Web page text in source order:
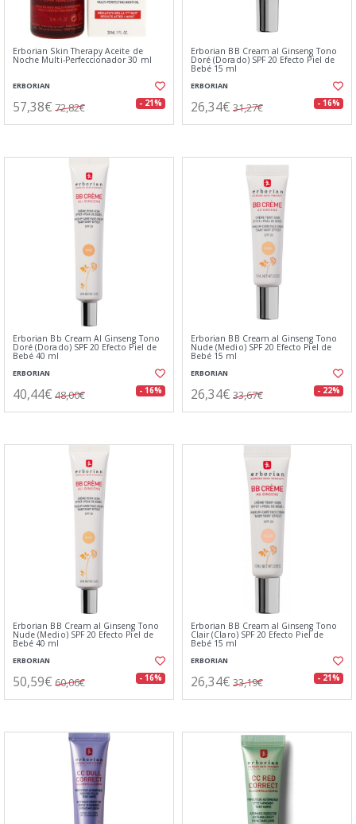
Erborian Skin Therapy Aceite de
Noche Multi-Perfeccionador 30 ml
ERBORIAN
57,38€ 72,82€ - 21%
Erborian BB Cream al Ginseng Tono
Doré (Dorado) SPF 20 Efecto Piel de
Bebé 15 ml
ERBORIAN
26,34€ 31,27€ - 16%
Erborian Bb Cream Al Ginseng Tono
Doré (Dorado) SPF 20 Efecto Piel de
Bebé 40 ml
ERBORIAN
40,44€ 48,00€ - 16%
Erborian BB Cream al Ginseng Tono
Nude (Medio) SPF 20 Efecto Piel de
Bebé 15 ml
ERBORIAN
26,34€ 33,67€ - 22%
Erborian BB Cream al Ginseng Tono
Nude (Medio) SPF 20 Efecto Piel de
Bebé 40 ml
ERBORIAN
50,59€ 60,06€ - 16%
Erborian BB Cream al Ginseng Tono
Clair (Claro) SPF 20 Efecto Piel de
Bebé 15 ml
ERBORIAN
26,34€ 33,19€ - 21%